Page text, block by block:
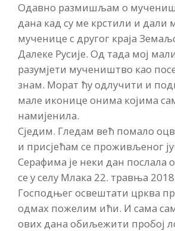
Одавно размишљам о
дана кад су ме крстили и дали
мученице с другог краја
Далеке Русије. Од тада мој
разумјети мучеништво као
знам. Морат ћу одлучити и
мале иконице онима којима
намијенила.
Сједим. Гледам већ помало
и присјећам се проживљеног
Серафима је неки дан послала
се у селу Млака 22. травња
Господњег освештати црква
одмах пожелим ићи. И сама
ових дана обиљежити пробој